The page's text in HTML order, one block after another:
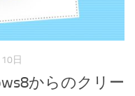
日
からのクリー